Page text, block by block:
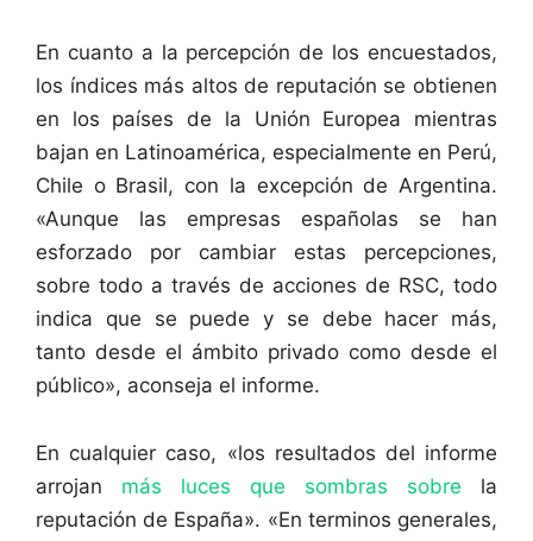
En cuanto a la percepción de los encuestados,
los índices más altos de reputación se obtienen
en los países de la Unión Europea mientras
bajan en Latinoamérica, especialmente en Perú,
Chile o Brasil, con la excepción de Argentina.
«Aunque las empresas españolas se han
esforzado por cambiar estas percepciones,
sobre todo a través de acciones de RSC, todo
indica que se puede y se debe hacer más,
tanto desde el ámbito privado como desde el
público», aconseja el informe.
En cualquier caso, «los resultados del informe
arrojan más luces que sombras sobre la
reputación de España». «En terminos generales,